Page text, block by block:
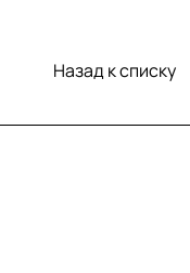
Назад к списку